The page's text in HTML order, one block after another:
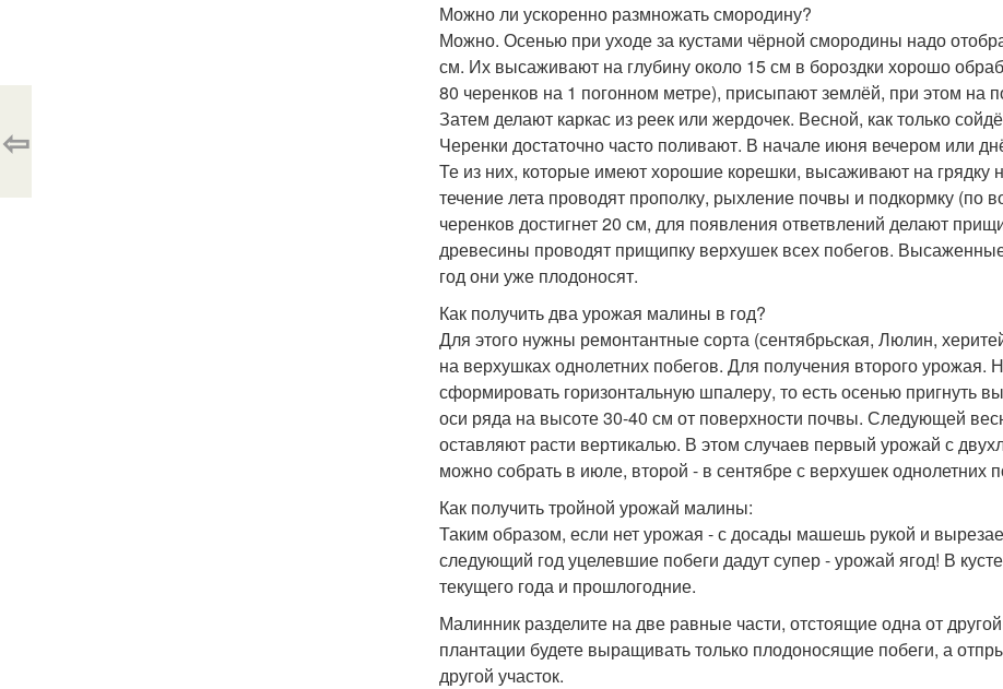
Можно ли ускоренно размножать смородину?
Можно. Осенью при уходе за кустами чёрной смородины надо
см. Их высаживают на глубину около 15 см в бороздки хорошо
80 черенков на 1 погонном метре), присыпают землёй, при этом на
Затем делают каркас из реек или жердочек. Весной, как только
Черенки достаточно часто поливают. В начале июня вечером или
Те из них, которые имеют хорошие корешки, высаживают на грядку
течение лета проводят прополку, рыхление почвы и подкормку (по
черенков достигнет 20 см, для появления ответвлений делают
древесины проводят прищипку верхушек всех побегов.
год они уже плодоносят.
Как получить два урожая малины в год?
Для этого нужны ремонтантные сорта (сентябрьская, Люлин,
на верхушках однолетних побегов. Для получения второго урожая.
сформировать горизонтальную шпалеру, то есть осенью пригнуть
оси ряда на высоте 30-40 см от поверхности почвы. Следующей
оставляют расти вертикалью. В этом случаев первый урожай с
можно собрать в июле, второй - в сентябре с верхушек однолетних
Как получить тройной урожай малины:
Таким образом, если нет урожая - с досады машешь рукой и
следующий год уцелевшие побеги дадут супер - урожай ягод! В
текущего года и прошлогодние.
Малинник разделите на две равные части, отстоящие одна от
плантации будете выращивать только плодоносящие побеги, а
другой участок.
⇦